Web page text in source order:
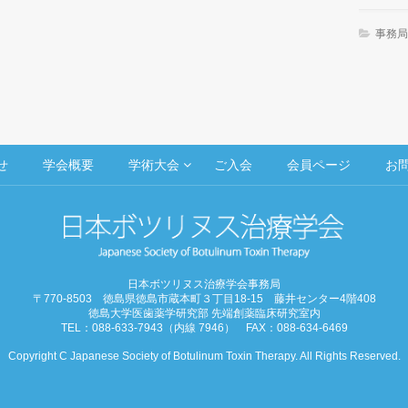
事務
学会概要 学術大会 ご入会 会員ページ お
日本ボツリヌス治療学会事務局
〒770-8503 徳島県徳島市蔵本町３丁目18-15 藤井センター4階408
徳島大学医歯薬学研究部 先端創薬臨床研究室内
TEL：088-633-7943（内線 7946） FAX：088-634-6469
Copyright C Japanese Society of Botulinum Toxin Therapy. All Rights Reserved.